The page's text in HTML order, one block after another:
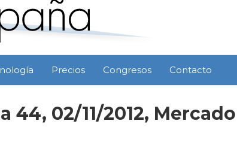
Precios Congresos Contacto
02/11/2012, Mercado